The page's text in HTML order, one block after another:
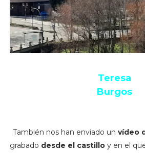
Teresa
Burgos
También nos han enviado unvídeo
grabado desde el castillo y en el